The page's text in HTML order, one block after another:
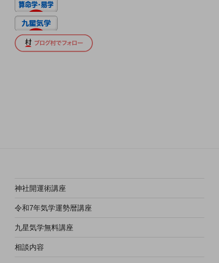
神社開運術講座
令和7年気学運勢暦講座
九星気学無料講座
相談内容